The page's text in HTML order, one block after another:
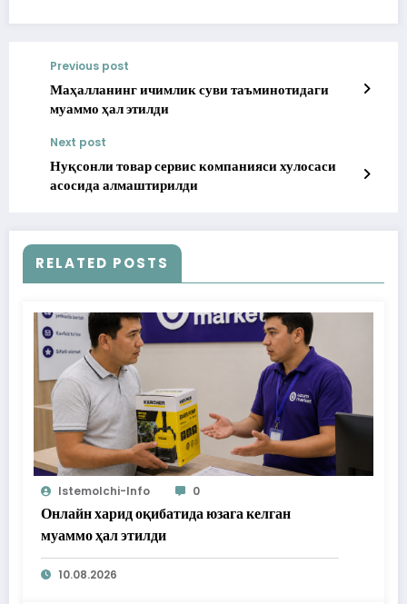
Previous post
Маҳалланинг ичимлик суви таъминотидаги
муаммо ҳал этилди
Next post
Нуқсонли товар сервис компанияси хулосаси
асосида алмаштирилди
RELATED POSTS
Istemolchi-Info 0
Онлайн харид оқибатида юзага келган
муаммо ҳал этилди
10.08.2026